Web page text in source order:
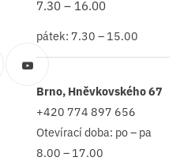
7.30 – 16.00
pátek: 7.30 – 15.00
Brno, Hněvkovského 67
+420 774 897 656
Otevírací doba: po – pa
8.00 – 17.00